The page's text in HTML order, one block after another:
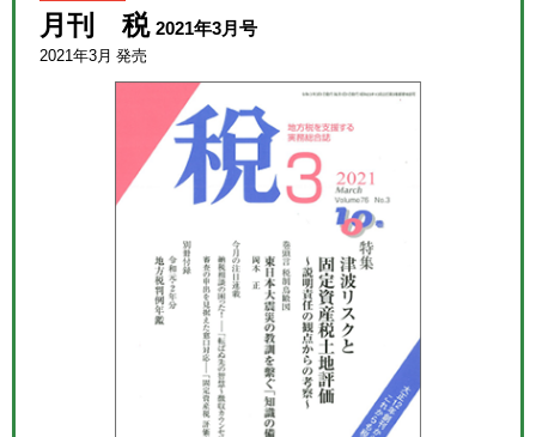
月刊 税 2021年3月号
2021年3月 発売